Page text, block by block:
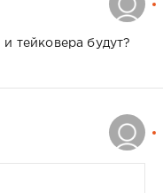
тейковера будут?